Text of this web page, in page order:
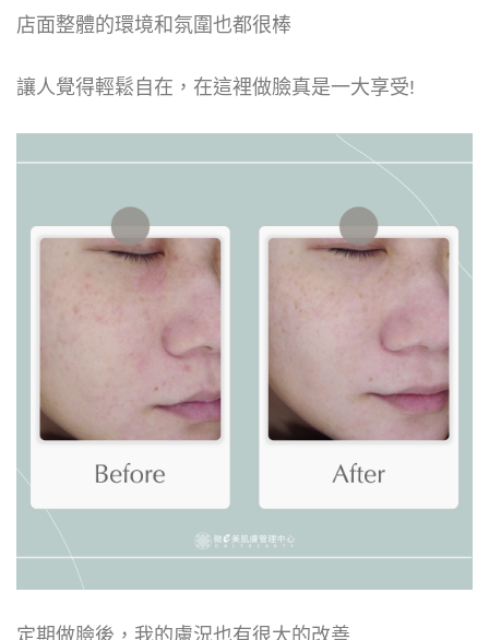
店面整體的環境和氛圍也都很棒
讓人覺得輕鬆自在，在這裡做臉真是一大享受!
定期做臉後，我的膚況也有很大的改善